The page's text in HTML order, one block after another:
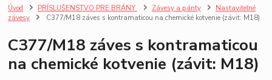
Úvod PRÍSLUŠENSTVO PRE BRÁNY Závesy a pánty
Nastaviteľné
závesy
C377/M18 záves s kontramaticou na chemické kotvenie (závit: M18)
C377/M18 záves s kontramaticou
na chemické kotvenie (závit: M18)